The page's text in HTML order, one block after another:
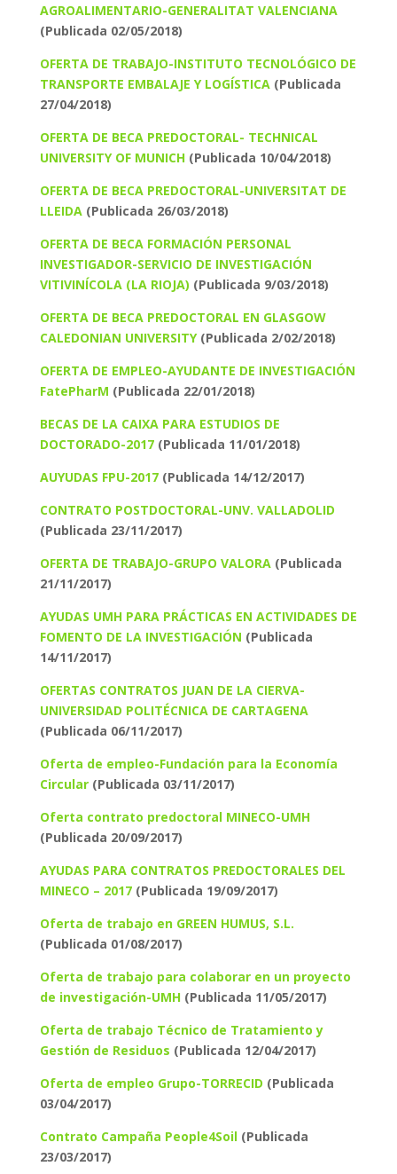
AGROALIMENTARIO-GENERALITAT VALENCIANA
(Publicada 02/05/2018)
OFERTA DE TRABAJO-INSTITUTO TECNOLÓGICO DE
TRANSPORTE EMBALAJE Y LOGÍSTICA(Publicada
27/04/2018)
OFERTA DE BECA PREDOCTORAL- TECHNICAL
UNIVERSITY OF MUNICH(Publicada 10/04/2018)
OFERTA DE BECA PREDOCTORAL-UNIVERSITAT DE
LLEIDA(Publicada 26/03/2018)
OFERTA DE BECA FORMACIÓN PERSONAL
INVESTIGADOR-SERVICIO DE INVESTIGACIÓN
VITIVINÍCOLA (LA RIOJA) (Publicada 9/03/2018)
OFERTA DE BECA PREDOCTORAL EN GLASGOW
CALEDONIAN UNIVERSITY(Publicada 2/02/2018)
OFERTA DE EMPLEO-AYUDANTE DE INVESTIGACIÓN
FatePharM (Publicada 22/01/2018)
BECAS DE LA CAIXA PARA ESTUDIOS DE
DOCTORADO-2017(Publicada 11/01/2018)
AUYUDAS FPU-2017(Publicada 14/12/2017)
CONTRATO POSTDOCTORAL-UNV. VALLADOLID
(Publicada 23/11/2017)
OFERTA DE TRABAJO-GRUPO VALORA(Publicada
21/11/2017)
AYUDAS UMH PARA PRÁCTICAS EN ACTIVIDADES DE
FOMENTO DE LA INVESTIGACIÓN (Publicada
14/11/2017)
OFERTAS CONTRATOS JUAN DE LA CIERVA-
UNIVERSIDAD POLITÉCNICA DE CARTAGENA
(Publicada 06/11/2017)
Oferta de empleo-Fundación para la Economía
Circular(Publicada 03/11/2017)
Oferta contrato predoctoral MINECO-UMH
(Publicada 20/09/2017)
AYUDAS PARA CONTRATOS PREDOCTORALES DEL
MINECO – 2017(Publicada 19/09/2017)
Oferta de trabajo en GREEN HUMUS, S.L.
(Publicada 01/08/2017)
Oferta de trabajo para colaborar en un proyecto
de investigación-UMH(Publicada 11/05/2017)
Oferta de trabajo Técnico de Tratamiento y
Gestión de Residuos (Publicada 12/04/2017)
Oferta de empleo Grupo-TORRECID (Publicada
03/04/2017)
Contrato Campaña People4Soil(Publicada
23/03/2017)